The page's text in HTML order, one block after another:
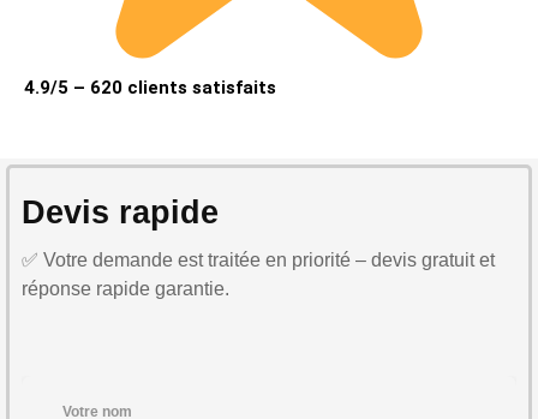
4.9/5 – 620 clients satisfaits
Devis rapide
✅ Votre demande est traitée en priorité – devis gratuit et
réponse rapide garantie.
Votre nom